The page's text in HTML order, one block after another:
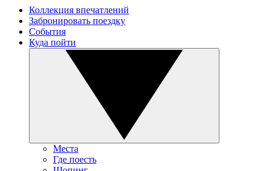
Коллекция впечатлений
Забронировать поездку
События
Куда пойти
Места
Где поесть